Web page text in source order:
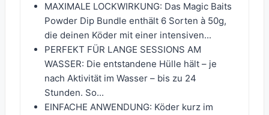
MAXIMALE LOCKWIRKUNG: Das Magic Baits
Powder Dip Bundle enthält 6 Sorten à 50g,
die deinen Köder mit einer intensiven...
PERFEKT FÜR LANGE SESSIONS AM
WASSER: Die entstandene Hülle hält – je
nach Aktivität im Wasser – bis zu 24
Stunden. So...
EINFACHE ANWENDUNG: Köder kurz im